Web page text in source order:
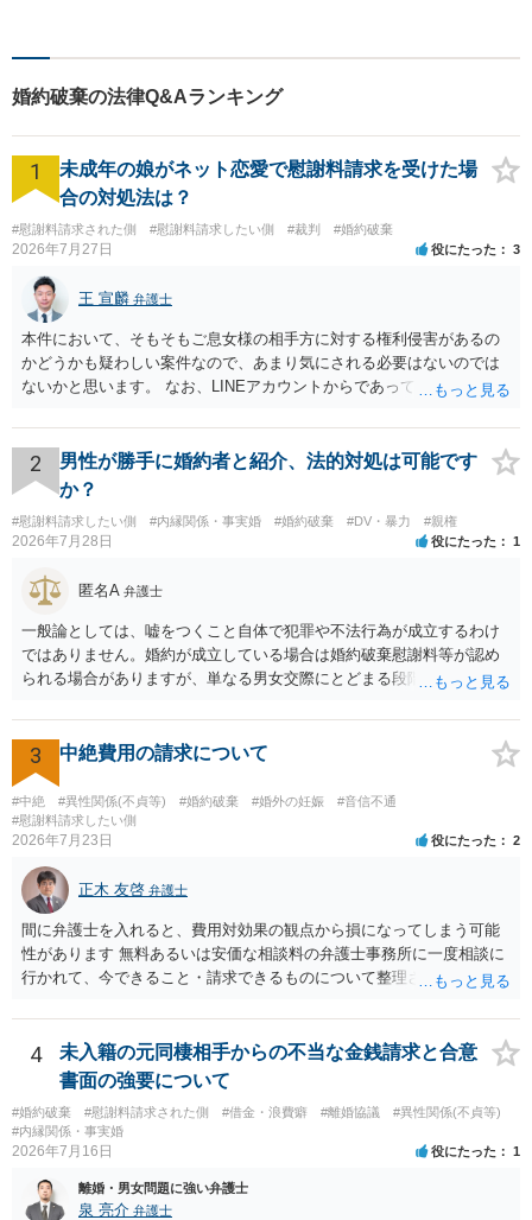
を聞き、具体的な解決案をご
提案させていただきます。
婚約破棄の法律Q&Aランキング
1
未成年の娘がネット恋愛で慰謝料請求を受けた場
合の対処法は？
#慰謝料請求された側 #慰謝料請求したい側 #裁判 #婚約破棄
2026年7月27日 役にたった 3
王 宣麟 弁護士
本件において、そもそもご息女様の相手方に対する権利侵害があるの
かどうかも疑わしい案件なので、あまり気にされる必要はないのでは
ないかと思います。 なお、LINEアカウントからであっても、そこに紐
るパターンはありえるものの、本件のような精神的損害が発生したと
明確にいえないような案件において開示がなされる可能性も低いので
はないかと推察します。
2
男性が勝手に婚約者と紹介、法的対処は可能です
か？
#慰謝料請求したい側 #内縁関係・事実婚 #婚約破棄 #DV・暴力 #親権
2026年7月28日 役にたった 1
匿名A 弁護士
一般論としては、嘘をつくこと自体で犯罪や不法行為が成立するわけ
ではありません。婚約が成立している場合は婚約破棄慰謝料等が認め
られる場合がありますが、単なる男女交際にとどまる段階の場合、独
慰謝料は生じないことが多いと思われます。 お怒りはごもっともです
が、仮に交際を進めたとしても後に相手を信頼できなくなる可能性が
高かったということですので、むしろ結婚しなくてよかったと割り切
って、交際を終わらせるのがよいと思います。
3 中絶費用の請求について
#中絶 #異性関係(不貞等) #婚約破棄 #婚外の妊娠
#音信不通
#慰謝料請求したい側
2026年7月23日 役にたった 2
正木 友啓 弁護士
間に弁護士を入れると、費用対効果の観点から損になってしまう可能
性があります 無料あるいは安価な相談料の弁護士事務所に一度相談に
行かれて、今できること・請求できるものについて整理されるのがよ
4
未入籍の元同棲相手からの不当な金銭請求と合意
書面の強要について
#婚約破棄 #慰謝料請求された側 #借金・浪費癖 #離婚協議
#異性関係(不貞等)
#内縁関係・事実婚
2026年7月16日 役にたった 1
離婚・男女問題に強い弁護士
泉 亮介 弁護士